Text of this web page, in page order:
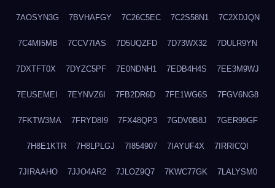
7AOSYN3G 7BVHAFGY 7C26C5EC 7C2S58N1 7C2XDJQN
7C4MI5MB 7CCV7IAS 7D5UQZFD 7D73WX32 7DULR9YN
7DXTFT0X 7DYZC5PF 7E0NDNH1 7EDB4H4S 7EE3M9WJ
7EUSEMEI 7EYNVZ6I 7FB2DR6D 7FE1WG6S 7FGV6NG8
7FKTW3MA 7FRYD8I9 7FX48QP3 7GDV0B8J 7GER99GF
7H8E1KTR 7H8LPLGJ 7I854907 7IAYUF4X 7IRRICQI
7JIRAAHO 7JJO4AR2 7JLOZ9Q7 7KWC77GK 7LALYSM0